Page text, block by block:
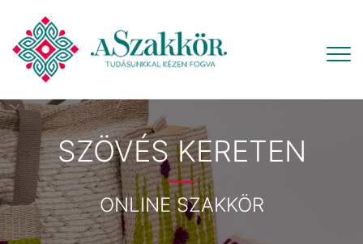
SZÖVÉS KERETEN
ONLINE SZAKKÖR